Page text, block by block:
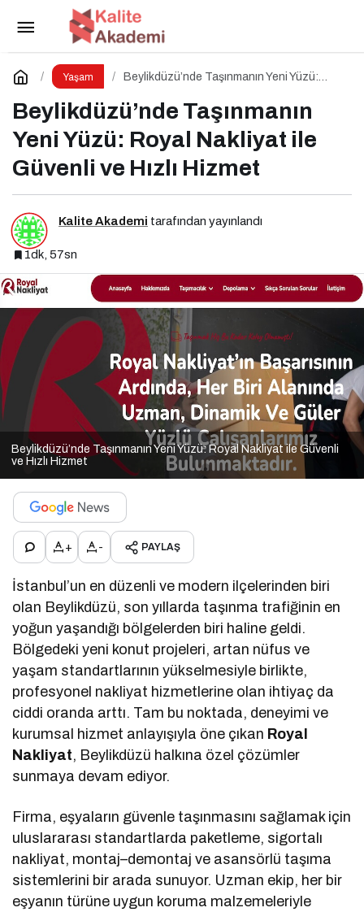
Yaşam
Beylikdüzü’nde Taşınmanın Yeni Yüzü:
Beylikdüzü’nde Taşınmanın
Yeni Yüzü: Royal Nakliyat ile
Güvenli ve Hızlı Hizmet
Kalite Akademi tarafından yayınlandı
1dk, 57sn
Beylikdüzü’nde Taşınmanın Yeni Yüzü: Royal Nakliyat ile Güvenli
ve Hızlı Hizmet
+ - PAYLAŞ
İstanbul’un en düzenli ve modern ilçelerinden biri
olan Beylikdüzü, son yıllarda taşınma trafiğinin en
yoğun yaşandığı bölgelerden biri haline geldi.
Bölgedeki yeni konut projeleri, artan nüfus ve
yaşam standartlarının yükselmesiyle birlikte,
profesyonel nakliyat hizmetlerine olan ihtiyaç da
ciddi oranda arttı. Tam bu noktada, deneyimi ve
kurumsal hizmet anlayışıyla öne çıkan Royal
Nakliyat, Beylikdüzü halkına özel çözümler
sunmaya devam ediyor.
Firma, eşyaların güvenle taşınmasını sağlamak için
uluslararası standartlarda paketleme, sigortalı
nakliyat, montaj–demontaj ve asansörlü taşıma
sistemlerini bir arada sunuyor. Uzman ekip, her bir
eşyanın türüne uygun koruma malzemeleriyle
Kurumsal Sosyal Sorumluluk Nedir? Niye
Önemlidir? Kurumsal Sosyal Sorumluluk Nasıl Yapılır?
Yorum Yap